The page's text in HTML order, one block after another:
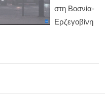
στη Βοσνία-
Ερζεγοβίνη